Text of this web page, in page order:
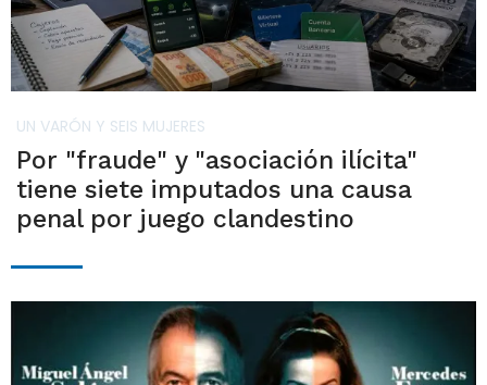
UN VARÓN Y SEIS MUJERES
Por "fraude" y "asociación ilícita"
tiene siete imputados una causa
penal por juego clandestino